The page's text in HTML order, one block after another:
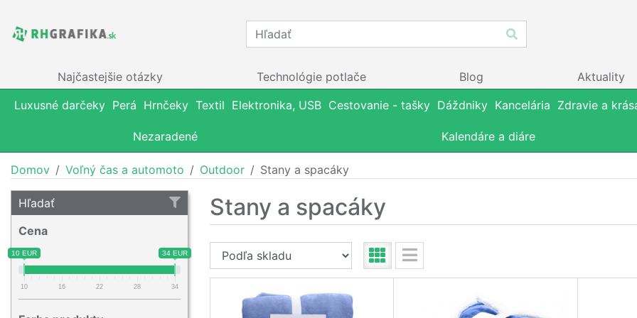
Najčastejšie otázky Technológie potlače Blog
Aktuality
Luxusné darčeky Perá Hrnčeky Textil Elektronika, USB Cestovanie - tašky Dáždniky Kancelária Zdravie a
Nezaradené Kalendáre a diáre
Domov Voľný čas a automoto Outdoor Stany a spacáky
Hľadať
Cena
10 EUR 34 EUR
10 16 22 28 34
Stany a spacáky